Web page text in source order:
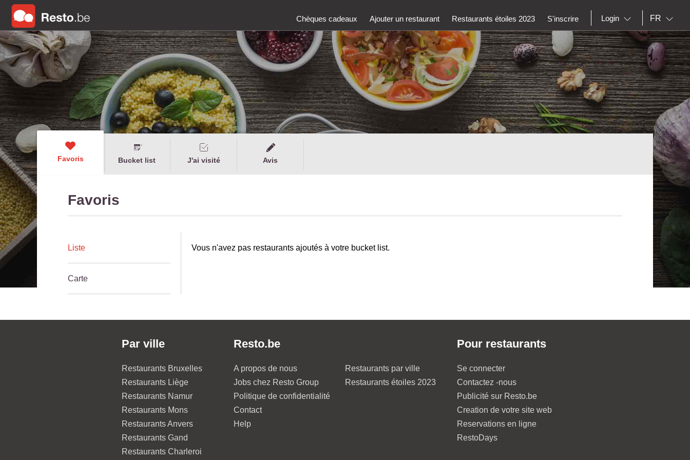
Chèques cadeaux Ajouter un restaurant Restaurants étoiles 2023 S'inscrire Login FR
Favoris Bucket list J'ai visité Avis
Favoris
Liste
Carte
Vous n'avez pas restaurants ajoutés à votre bucket list.
Par ville
Restaurants Bruxelles
Restaurants Liège
Restaurants Namur
Restaurants Mons
Restaurants Anvers
Restaurants Gand
Restaurants Charleroi
Resto.be
A propos de nous
Jobs chez Resto Group
Politique de confidentialité
Contact
Help
Restaurants par ville
Restaurants étoiles 2023
Pour restaurants
Se connecter
Contactez -nous
Publicité sur Resto.be
Creation de votre site web
Reservations en ligne
RestoDays